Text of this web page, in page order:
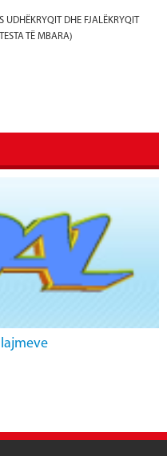
UDHËKRYQIT DHE FJALËKRYQIT
TË MBARA)